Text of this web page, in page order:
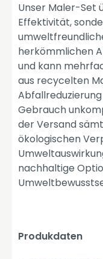
Unser Maler-Set
Effektivität,
herkömmlichen
und kann
aus recycelten
Gebrauch
der Versand
ökologischen
nachhaltige
Produkdaten